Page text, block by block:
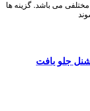
می باشد. گزینه ها